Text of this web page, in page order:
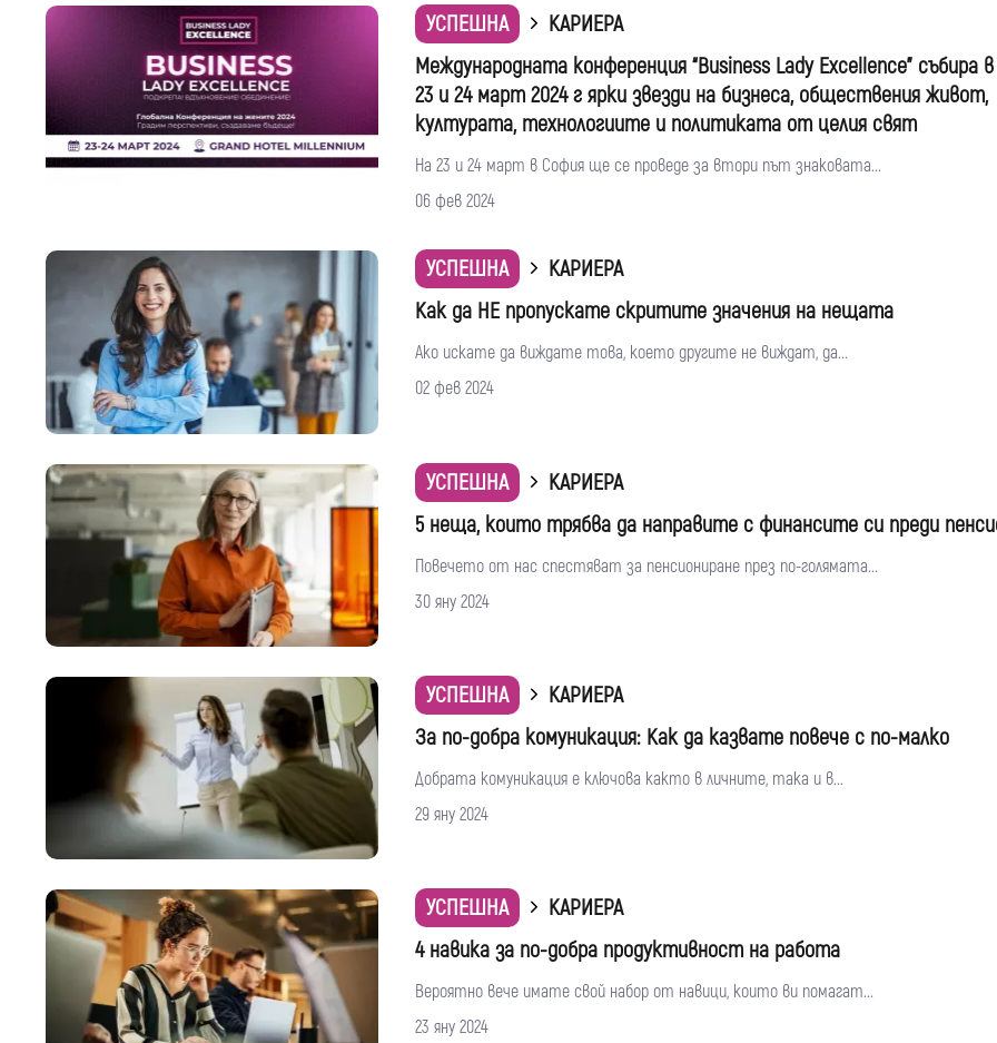
УСПЕШНА
КАРИЕРА
Международната конференция “Business Lady Excellence” събира
23 и 24 март 2024 г ярки звезди на бизнеса, обществения живот,
културата, технологиите и политиката от целия свят
На 23 и 24 март в София ще се проведе за втори път знаковата...
06 фев 2024
УСПЕШНА
КАРИЕРА
Как да НЕ пропускате скритите значения на нещата
Ако искате да виждате това, което другите не виждат, да...
02 фев 2024
УСПЕШНА
КАРИЕРА
5 неща, които трябва да направите с финансите си преди
Повечето от нас спестяват за пенсиониране през по-голямата...
30 яну 2024
УСПЕШНА
КАРИЕРА
За по-добра комуникация: Как да казвате повече с по-малко
Добрата комуникация е ключова както в личните, така и в...
29 яну 2024
УСПЕШНА
КАРИЕРА
4 навика за по-добра продуктивност на работа
Вероятно вече имате свой набор от навици, които ви помагат...
23 яну 2024